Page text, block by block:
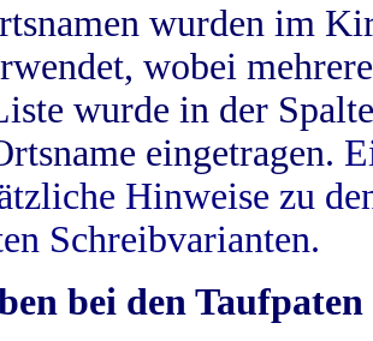
wurden im
wobei
wurde in der
eingetragen.
Hinweise zu
Schreibvarianten.
bei den Taufpaten